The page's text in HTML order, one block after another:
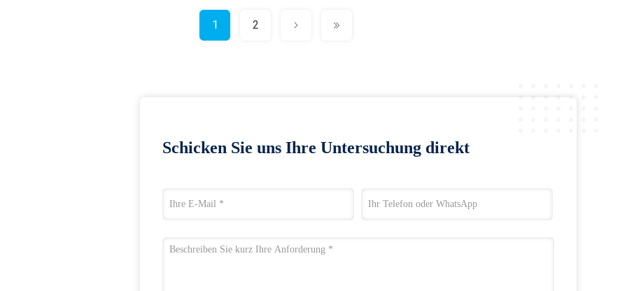
1 2
Schicken Sie uns Ihre Untersuchung direkt